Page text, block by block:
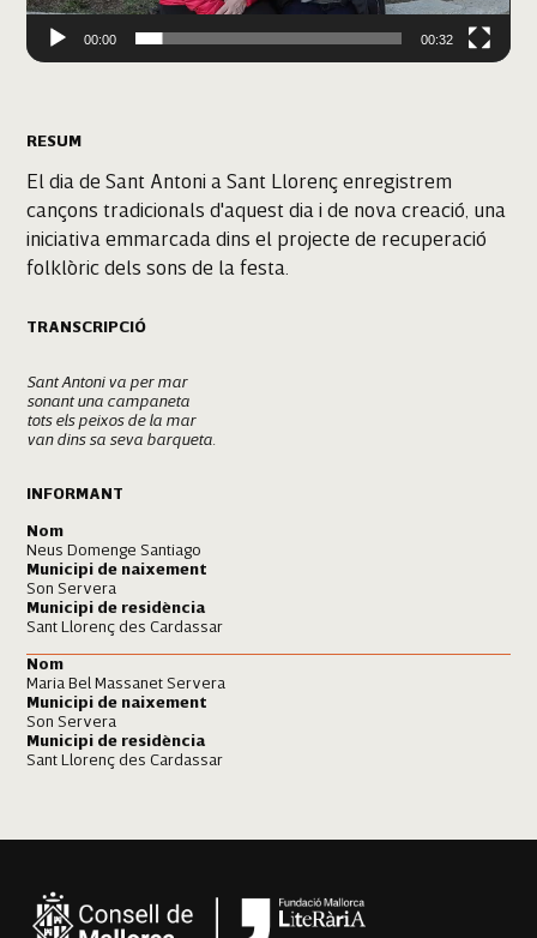
00:00 00:32
RESUM
El dia de Sant Antoni a Sant Llorenç enregistrem
cançons tradicionals d'aquest dia i de nova creació, una
iniciativa emmarcada dins el projecte de recuperació
folklòric dels sons de la festa.
TRANSCRIPCIÓ
Sant Antoni va per mar
sonant una campaneta
tots els peixos de la mar
van dins sa seva barqueta.
INFORMANT
Nom
Neus Domenge Santiago
Municipi de naixement
Son Servera
Municipi de residència
Sant Llorenç des Cardassar
Nom
Maria Bel Massanet Servera
Municipi de naixement
Son Servera
Municipi de residència
Sant Llorenç des CardassarSant Llorenç des Cardassar